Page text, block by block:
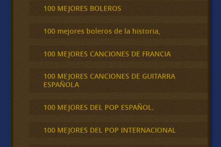
100 MEJORES BOLEROS
100 mejores boleros de la historia,
100 MEJORES CANCIONES DE FRANCIA
100 MEJORES CANCIONES DE GUITARRA
ESPAÑOLA
100 MEJORES DEL POP ESPAÑOL.
100 MEJORES DEL POP INTERNACIONAL